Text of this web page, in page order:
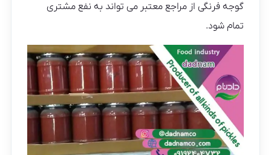
گوجه فرنگی از مراجع معتبر می تواند به نفع مشتری
تمام شود.